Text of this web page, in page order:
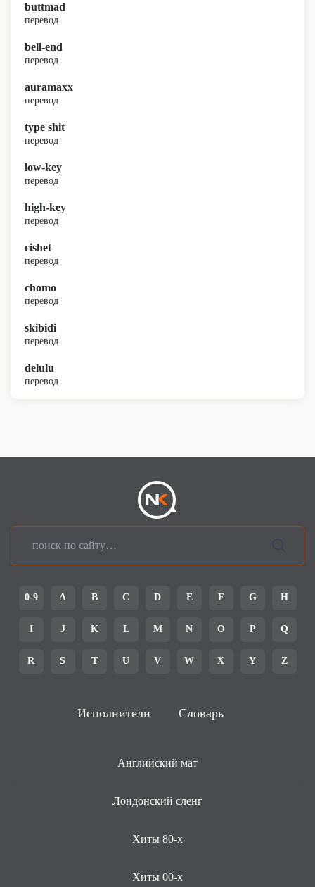
buttmad
перевод
bell-end
перевод
auramaxx
перевод
type shit
перевод
low-key
перевод
high-key
перевод
cishet
перевод
chomo
перевод
skibidi
перевод
delulu
перевод
0-9 A B C D E F G H
I J K L M N O P Q
R S T U V W X Y Z
Исполнители Словарь
Английский мат
Лондонский сленг
Хиты 80-х
Хиты 00-х